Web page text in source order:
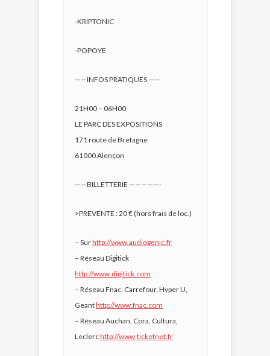
-KRIPTONIC
-POPOYE
——INFOS PRATIQUES ——
21H00 – 06H00
LE PARC DES EXPOSITIONS
171 route de Bretagne
61000 Alençon
——BILLETTERIE —————-
>PREVENTE : 20 € (hors frais de loc.)
– Surhttp://www.audiogenic.fr
– Réseau Digitick
http://www.digitick.com
– Réseau Fnac, Carrefour, Hyper U,
Geanthttp://www.fnac.com
– Réseau Auchan, Cora, Cultura,
Leclerchttp://www.ticketnet.fr